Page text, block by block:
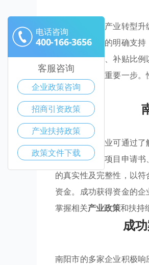
南阳市在推动产业转型
优势产业聚集 的明确支
资金申请条件、补贴比
是把握机会的重要一步
效果。
在南阳市，企业可通过了
通常包括提交项目申请
的真实性及完整性，以
资金。成功获得资金的
掌握相关产业政策和扶持
成
南阳市的多家企业积极响
电话咨询
400-166-3656
客服咨询
企业政策咨询
招商引资政策
产业扶持政策
政策文件下载